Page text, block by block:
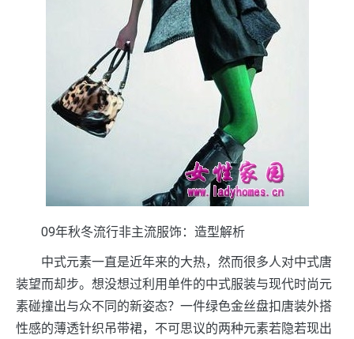
09年秋冬流行非主流服饰：造型解析
中式元素一直是近年来的大热，然而很多人对中式唐
装望而却步。想没想过利用单件的中式服装与现代时尚元
素碰撞出与众不同的新姿态？一件绿色金丝盘扣唐装外搭
性感的薄透针织吊带裙，不可思议的两种元素若隐若现出